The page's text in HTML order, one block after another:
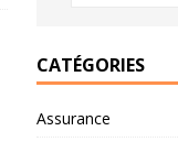
CATÉGORIES
Assurance